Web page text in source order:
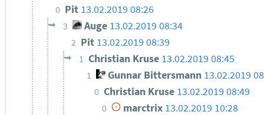
0 Pit 13.02.2019 08:26
3 Auge 13.02.2019 08:34
2 Pit 13.02.2019 08:39
1 Christian Kruse 13.02.2019 08:45
1 Gunnar Bittersmann 13.02.2019
0 Christian Kruse 13.02.2019 08:49
0 marctrix 13.02.2019 10:28